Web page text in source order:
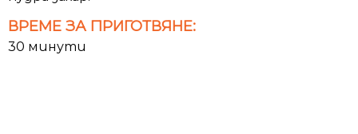
ВРЕМЕ ЗА ПРИГОТВЯНЕ:
30 минути